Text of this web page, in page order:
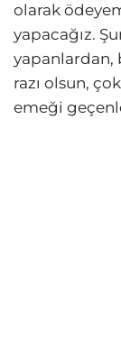
olarak
yapacağız.
yapanlardan,
razı olsun,
emeği